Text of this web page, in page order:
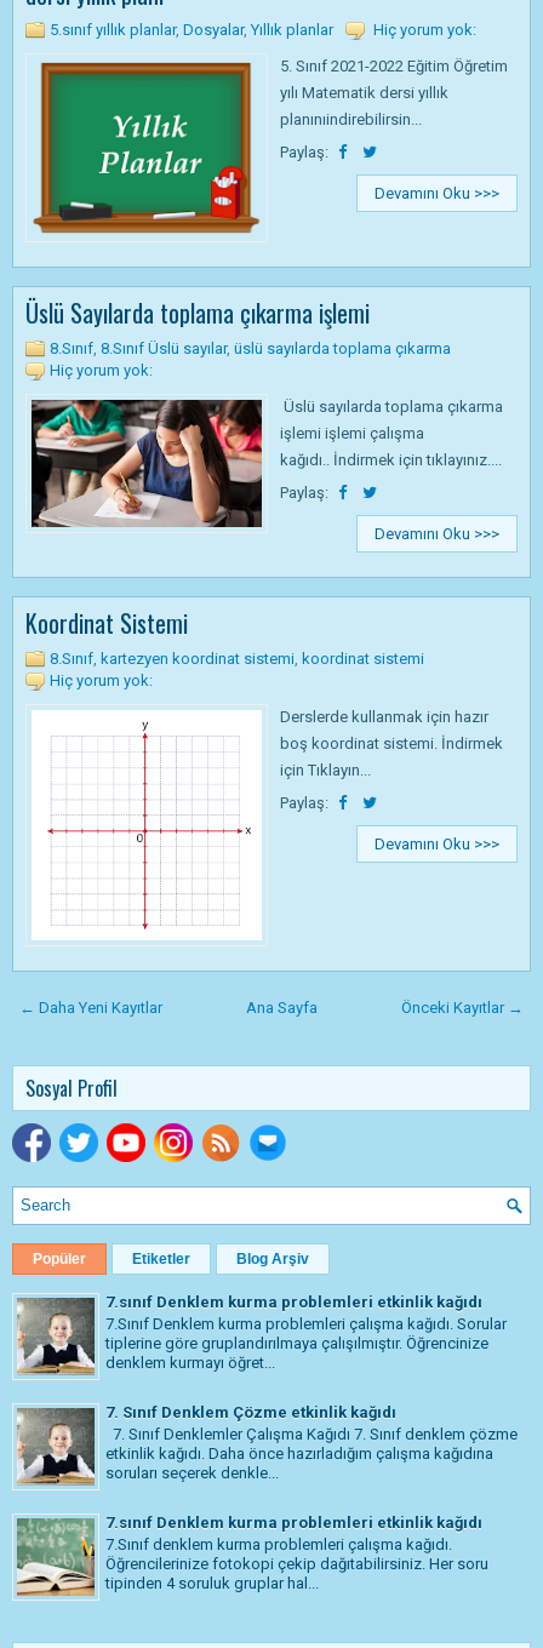
5.sınıf yıllık planlar, Dosyalar,Yıllık planlar
Hiç yorum yok:
5. Sınıf 2021-2022 Eğitim Öğretim
yılı Matematik dersi yıllık
planınıindirebilirsin...
Paylaş:
Devamını Oku >>>
Üslü Sayılarda toplama çıkarma işlemi
8.Sınıf, 8.Sınıf Üslü sayılar, üslü sayılarda toplama çıkarma
Hiç yorum yok:
Üslü sayılarda toplama çıkarma
işlemi işlemi çalışma
kağıdı.. İndirmek için tıklayınız....
Paylaş:
Devamını Oku >>>
Koordinat Sistemi
8.Sınıf, kartezyen koordinat sistemi, koordinat sistemi
Hiç yorum yok:
Derslerde kullanmak için hazır
boş koordinat sistemi. İndirmek
için Tıklayın...
Paylaş:
Devamını Oku >>>
← Daha Yeni Kayıtlar Önceki Kayıtlar →
Ana Sayfa
Sosyal Profil
Popüler Etiketler Blog Arşiv
7.sınıf Denklem kurma problemleri etkinlik kağıdı
7.Sınıf Denklem kurma problemleri çalışma kağıdı. Sorular
tiplerine göre gruplandırılmaya çalışılmıştır. Öğrencinize
denklem kurmayı öğret...
7. Sınıf Denklem Çözme etkinlik kağıdı
7. Sınıf Denklemler Çalışma Kağıdı 7. Sınıf denklem çözme
etkinlik kağıdı. Daha önce hazırladığım çalışma kağıdına
soruları seçerek denkle...
7.sınıf Denklem kurma problemleri etkinlik kağıdı
7.Sınıf denklem kurma problemleri çalışma kağıdı.
Öğrencilerinize fotokopi çekip dağıtabilirsiniz. Her soru
tipinden 4 soruluk gruplar hal...